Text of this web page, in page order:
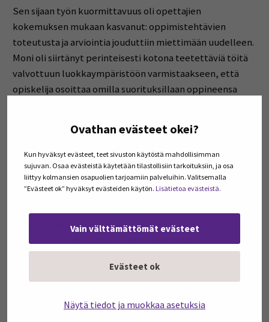
Ovathan evästeet okei?
Kun hyväksyt evästeet, teet sivuston käytöstä mahdollisimman
sujuvan. Osaa evästeistä käytetään tilastollisiin tarkoituksiin, ja osa
liittyy kolmansien osapuolien tarjoamiin palveluihin. Valitsemalla
”Evästeet ok” hyväksyt evästeiden käytön. Lisätietoa evästeistä.
Vain välttämättömät evästeet
Evästeet ok
Näytä tiedot ja muokkaa asetuksia
Sen sijaan työn kuormittavuus oli opettajien
kokemuksen mukaan kasvanut: oppimistehtävien
toteutusta ja arviointia jouduttiin miettimään uudelleen.
Moni oli siirtänyt perinteisesti kotona teetettäviä töitä
valvottuun luokkaympäristöön varmistaakseen, että
opiskelija osoittaa omilla suorituksillaan oppineensa
uudenlaiset tarpeet. Työhyvinvointia heikensivät
opettajien kokemuksen mukaan lisääntyneet
vilppitapaukset ja epävarmuus omasta osaamisesta.
Tutkimuksen perusteella tekoälyn viestinnän
opetukseen aiheuttamat muutokset näyttäytyivät
jossain määrin kaoottisena, alhaalta ylöspäin etenevänä
muutoksena, jossa työntekijät reagoivat muuttuneeseen
korkeakouluilta enemmän tukea ja resursseja tekoälyn